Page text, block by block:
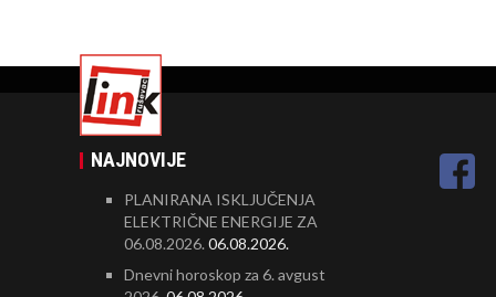
NAJNOVIJE
PLANIRANA ISKLJUČENJA
ELEKTRIČNE ENERGIJE ZA
06.08.2026. 06.08.2026.
Dnevni horoskop za 6. avgust